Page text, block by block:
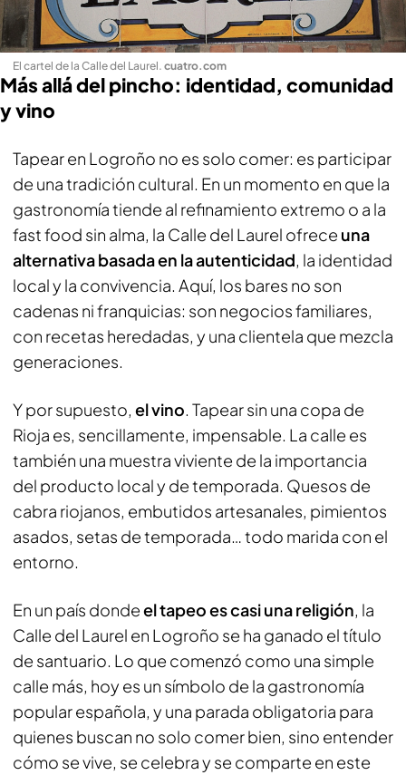
El cartel de la Calle del Laurel. cuatro.com
Más allá del pincho: identidad, comunidad
y vino
Tapear en Logroño no es solo comer: es participar
de una tradición cultural. En un momento en que la
gastronomía tiende al refinamiento extremo o a la
fast food sin alma, la Calle del Laurel ofrece una
alternativa basada en la autenticidad, la identidad
local y la convivencia. Aquí, los bares no son
cadenas ni franquicias: son negocios familiares,
con recetas heredadas, y una clientela que mezcla
generaciones.
Y por supuesto, el vino. Tapear sin una copa de
Rioja es, sencillamente, impensable. La calle es
también una muestra viviente de la importancia
del producto local y de temporada. Quesos de
cabra riojanos, embutidos artesanales, pimientos
asados, setas de temporada… todo marida con el
entorno.
En un país dondeel tapeo es casi una religión, la
Calle del Laurel en Logroño se ha ganado el título
de santuario. Lo que comenzó como una simple
calle más, hoy es un símbolo de la gastronomía
popular española, y una parada obligatoria para
quienes buscan no solo comer bien, sino entender
cómo se vive, se celebra y se comparte en este